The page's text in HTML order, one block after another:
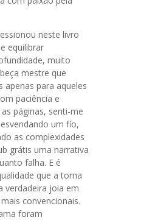
neste livro
equilibrar
muito
mestre que
apenas para aqueles
paciência e
páginas, senti-me
um fio,
as complexidades
grátis uma narrativa
falha. E é
que a torna
verdadeira joia em
convencionais.
foram